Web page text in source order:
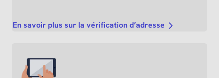
En savoir plus sur la vérification d’adresse